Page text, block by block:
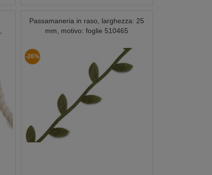
Passamaneria in raso, larghezza: 25
mm, motivo: foglie 510465
-26%